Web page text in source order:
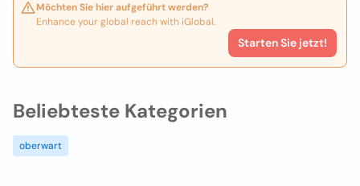
Möchten Sie hier aufgeführt werden?
Enhance your global reach with iGlobal.
Starten Sie jetzt!
Beliebteste Kategorien
oberwart